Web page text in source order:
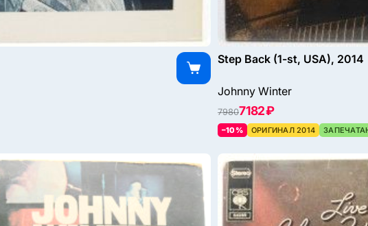
Step Back (1-st, USA), 2014
Johnny Winter
79807182 ₽
–10% ОРИГИНАЛ 2014